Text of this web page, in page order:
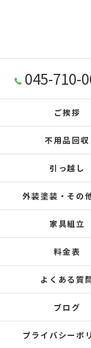
045-710-
ご挨拶
不用品回収
引っ越し
外装塗装・その
家具組立
料金表
よくある質
ブログ
プライバシーポ